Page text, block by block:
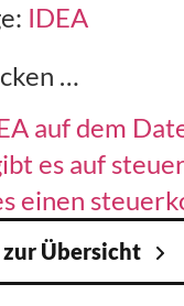
IDEA
…
auf dem
es auf
einen
Übersicht